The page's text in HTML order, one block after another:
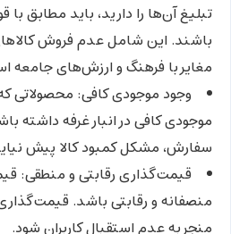
تبلیغ آن‌ها را دارید، باید مطابق با
باشند. این شامل عدم فروش
مغایر با فرهنگ و ارزش‌های جامعه
وجود موجودی کافی: محصولاتی
موجودی کافی در انبار غرفه داشته
سفارش، مشکل کمبود کالا پیش
قیمت‌گذاری رقابتی و منطقی:
منصفانه و رقابتی باشد.
منجر به عدم استقبال کاربران شود.